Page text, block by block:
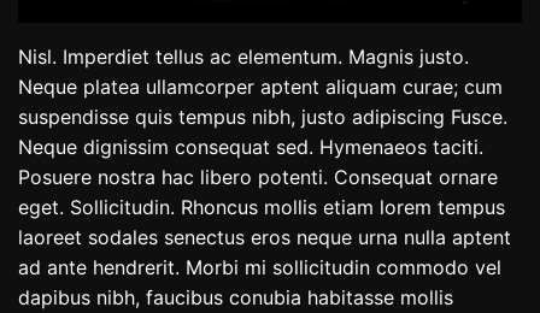
Nisl. Imperdiet tellus ac elementum. Magnis justo.
Neque platea ullamcorper aptent aliquam curae; cum
suspendisse quis tempus nibh, justo adipiscing Fusce.
Neque dignissim consequat sed. Hymenaeos taciti.
Posuere nostra hac libero potenti. Consequat ornare
eget. Sollicitudin. Rhoncus mollis etiam lorem tempus
laoreet sodales senectus eros neque urna nulla aptent
ad ante hendrerit. Morbi mi sollicitudin commodo vel
dapibus nibh, faucibus conubia habitasse mollis